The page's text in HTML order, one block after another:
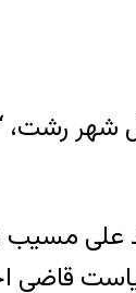
رشت،
علی